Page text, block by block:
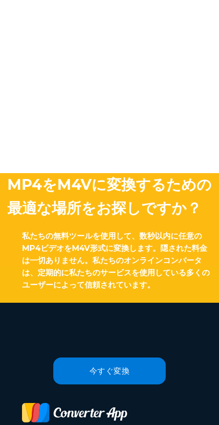
MP4をM4Vに変換するための
最適な場所をお探しですか？
私たちの無料ツールを使用して、数秒以内に任意の
MP4ビデオをM4V形式に変換します。隠された料金
は一切ありません。私たちのオンラインコンバータ
は、定期的に私たちのサービスを使用している多くの
ユーザーによって信頼されています。
今すぐ変換